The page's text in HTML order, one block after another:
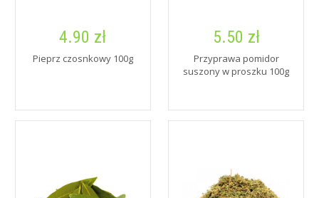
4.90 zł
Pieprz czosnkowy 100g
5.50 zł
Przyprawa pomidor
suszony w proszku 100g